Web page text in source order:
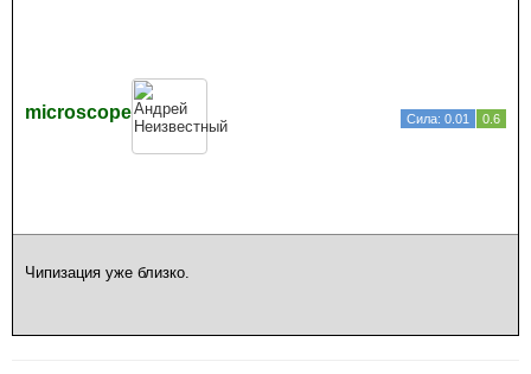
microscope Сила: 0.01 0.6
Чипизация уже близко.